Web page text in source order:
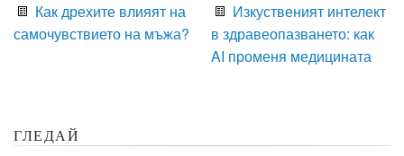
Как дрехите влияят на
самочувствието на мъжа?
Изкуственият интелект
в здравеопазването: как
AI променя медицината
ГЛЕДАЙ